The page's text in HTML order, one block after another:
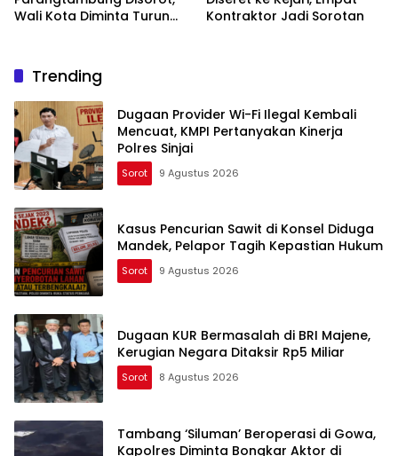
Wali Kota Diminta Turun
Kontraktor Jadi Sorotan
Trending
Dugaan Provider Wi-Fi Ilegal Kembali
Mencuat, KMPI Pertanyakan Kinerja
Polres Sinjai
Sorot 9 Agustus 2026
Kasus Pencurian Sawit di Konsel Diduga
Mandek, Pelapor Tagih Kepastian Hukum
Sorot 9 Agustus 2026
Dugaan KUR Bermasalah di BRI Majene,
Kerugian Negara Ditaksir Rp5 Miliar
Sorot 8 Agustus 2026
Tambang ‘Siluman’ Beroperasi di Gowa,
Kapolres Diminta Bongkar Aktor di